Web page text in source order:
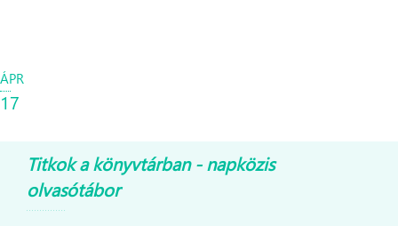
ÁPR
17
Titkok a könyvtárban - napközis
olvasótábor